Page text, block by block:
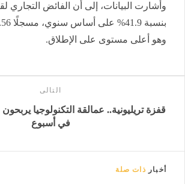
وأشارت البيانات، إلى أن الفائض التجاري
وهو أعلى مستوى على الإطلاق.
التالى
في أسبوع
أخبار ذات صلة